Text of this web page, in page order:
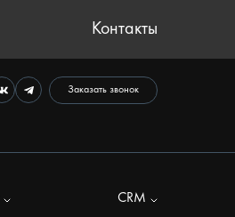
Контакты
Заказать звонок
CRM